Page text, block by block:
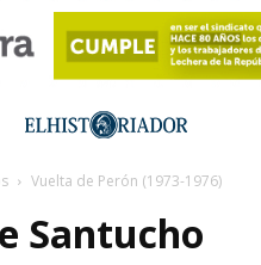
Vuelta de Perón (1973-1976)
Santucho